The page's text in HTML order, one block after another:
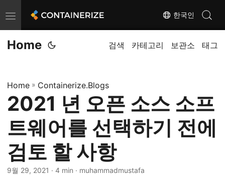
T
o
g
e
n
v
i
g
a
한국인
Home 검색 카테고리 보관소 태그
Home » Containerize.Blogs
2021 년 오픈 소스 소프
트웨어를 선택하기 전에
검토 할 사항
9월 29, 2021 · 4 min · muhammadmustafa